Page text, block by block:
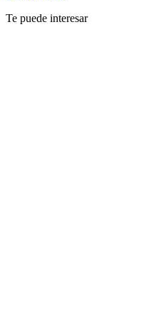
Te puede interesar